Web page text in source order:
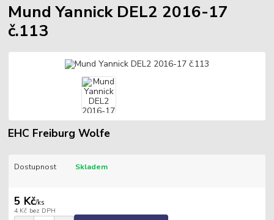
Mund Yannick DEL2 2016-17
č.113
EHC Freiburg Wolfe
Dostupnost Skladem
5 Kč/ks
4 Kč bez DPH